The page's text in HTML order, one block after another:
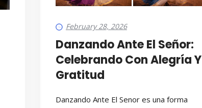
February 28, 2026
Danzando Ante El Señor:
Celebrando Con Alegría Y
Gratitud
Danzando Ante El Senor es una forma